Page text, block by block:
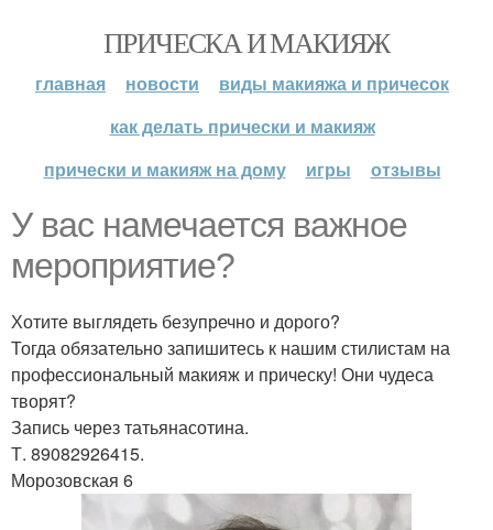
ПРИЧЕСКА И МАКИЯЖ
главная новости
виды макияжа и причесок
как делать прически и макияж
прически и макияж на дому
игры отзывы
У вас намечается важное
мероприятие?
Хотите выглядеть безупречно и дорого?
Тогда обязательно запишитесь к нашим стилистам на
профессиональный макияж и прическу! Они чудеса
творят?
Запись через татьянасотина.
Т. 89082926415.
Морозовская 6